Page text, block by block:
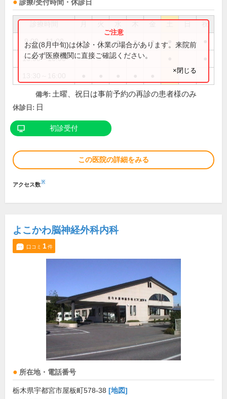
診療/受付時間・休診日
祝
9:00～11:00 ● ● ● ● ●
13:00～16:00
お盆(8月中旬)は休診・休業の場合があります。来院前
に必ず医療機関に直接ご確認ください。
×閉じる
備考: 土曜、祝日は事前予約の再診の患者様のみ
休診日: 日
初診受付
この医院の詳細をみる
アクセス数※
よこかわ脳神経外科内科
口コミ 1件
所在地・電話番号
栃木県宇都宮市屋板町578-38 [地図]